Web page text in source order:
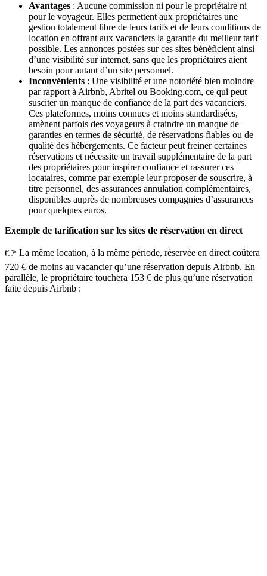
Avantages : Aucune commission ni pour le propriétaire ni
pour le voyageur. Elles permettent aux propriétaires une
gestion totalement libre de leurs tarifs et de leurs conditions de
location en offrant aux vacanciers la garantie du meilleur tarif
possible. Les annonces postées sur ces sites bénéficient ainsi
d’une visibilité sur internet, sans que les propriétaires aient
besoin pour autant d’un site personnel.
Inconvénients : Une visibilité et une notoriété bien moindre
par rapport à Airbnb, Abritel ou Booking.com, ce qui peut
susciter un manque de confiance de la part des vacanciers.
Ces plateformes, moins connues et moins standardisées,
amènent parfois des voyageurs à craindre un manque de
garanties en termes de sécurité, de réservations fiables ou de
qualité des hébergements. Ce facteur peut freiner certaines
réservations et nécessite un travail supplémentaire de la part
des propriétaires pour inspirer confiance et rassurer ces
locataires, comme par exemple leur proposer de souscrire, à
titre personnel, des assurances annulation complémentaires,
disponibles auprès de nombreuses compagnies d’assurances
pour quelques euros.
Exemple de tarification sur les sites de réservation en direct
👉 La même location, à la même période, réservée en direct coûtera
720 € de moins au vacancier qu’une réservation depuis Airbnb. En
parallèle, le propriétaire touchera 153 € de plus qu’une réservation
faite depuis Airbnb :